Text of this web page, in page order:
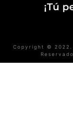
¡Tú
Copyright © 2022.